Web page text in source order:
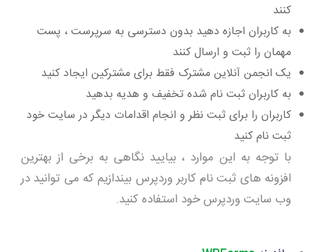
کنند
به کاربران اجازه دهید بدون دسترسی به سرپرست ، پست
مهمان را ثبت و ارسال کنند
یک انجمن آنلاین مشترک فقط برای مشترکین ایجاد کنید
به کاربران ثبت نام شده تخفیف و هدیه بدهید
کاربران را برای ثبت نظر و انجام اقدامات دیگر در سایت خود
ثبت نام کنید
با توجه به این موارد ، بیایید نگاهی به برخی از بهترین
افزونه های ثبت نام کاربر وردپرس بیندازیم که می توانید در
وب سایت وردپرس خود استفاده کنید.